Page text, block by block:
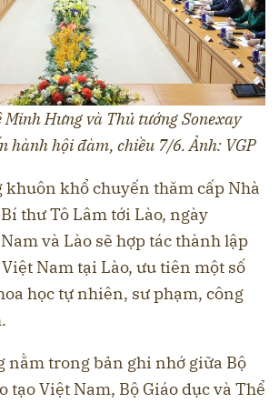
Minh Hưng và Thủ tướng Sonexay
hành hội đàm, chiều 7/6. Ảnh: VGP
khuôn khổ chuyến thăm cấp Nhà
thư Tô Lâm tới Lào, ngày
và Lào sẽ hợp tác thành lập
Nam tại Lào, ưu tiên một số
học tự nhiên, sư phạm, công
nằm trong bản ghi nhớ giữa Bộ
tạo Việt Nam, Bộ Giáo dục và Thể